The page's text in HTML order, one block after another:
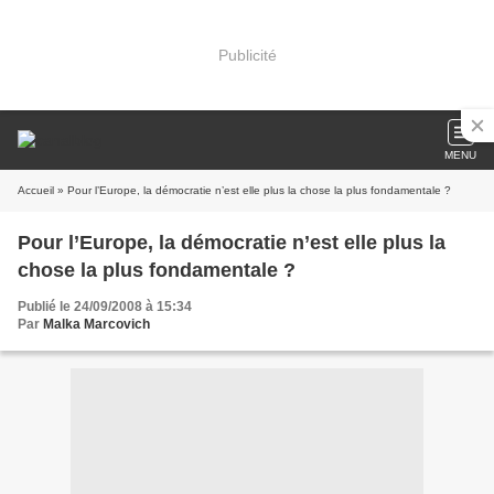
Publicité
MENU
Accueil » Pour l’Europe, la démocratie n’est elle plus la chose la plus fondamentale ?
Pour l’Europe, la démocratie n’est elle plus la
chose la plus fondamentale ?
Publié le 24/09/2008 à 15:34
Par Malka Marcovich